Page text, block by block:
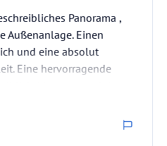
Panorama ,
Außenanlage. Einen
und eine absolut
Eine hervorragende
sehr hochwertig
Hotel